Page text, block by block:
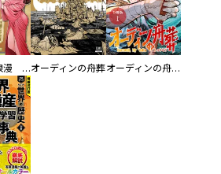
大正夜伽浪漫 －金曜日の花嫁—オーディンの舟葬 オーディンの舟葬 分冊版